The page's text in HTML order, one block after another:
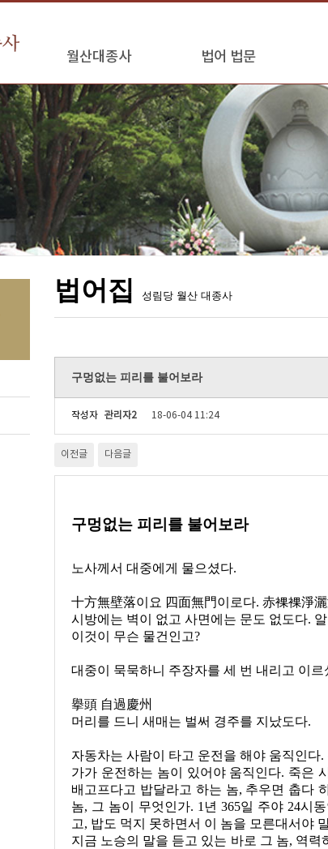
월산대종사 법어 법문
법어집 성림당 월산 대종사
구멍없는 피리를 불어보라
작성자 관리자2 18-06-04 11:24
이전글 다음글
구멍없는 피리를 불어보라
노사께서 대중에게 물으셨다.
十方無壁落이요 四面無門이로다. 赤裸裸淨
시방에는 벽이 없고 사면에는 문도 없도다.
이것이 무슨 물건인고?
대중이 묵묵하니 주장자를 세 번 내리고 이르
擧頭 自過慶州
머리를 드니 새매는 벌써 경주를 지났도다.
자동차는 사람이 타고 운전을 해야 움직인다.
가가 운전하는 놈이 있어야 움직인다. 죽은
배고프다고 밥달라고 하는 놈, 추우면 춥다
놈, 그 놈이 무엇인가. 1 년 365일 주야 24시
고, 밥도 먹지 못하면서 이 놈을 모른대서야
지금 노승의 말을 듣고 있는 바로 그 놈, 역력